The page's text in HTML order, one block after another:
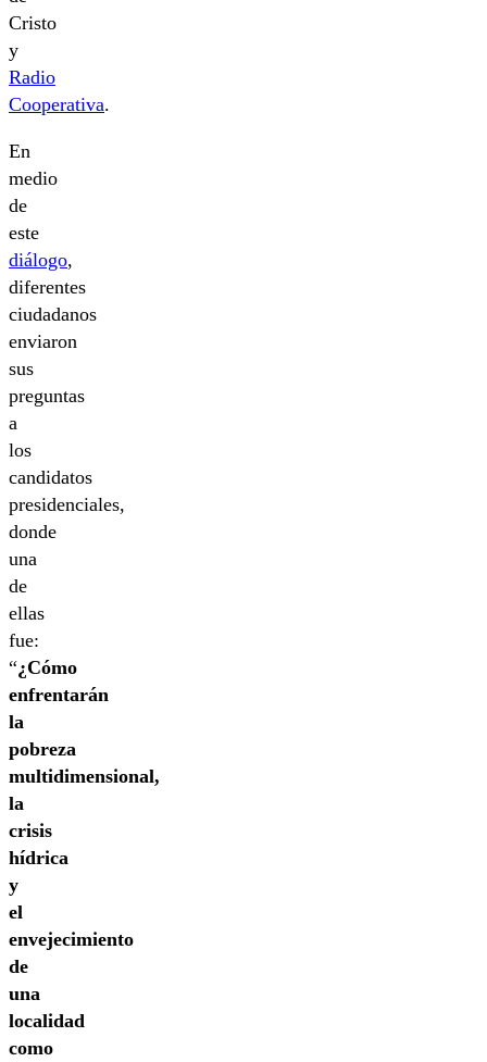
Cristo
y
Radio
Cooperativa.
En
medio
de
este
diálogo,
diferentes
ciudadanos
enviaron
sus
preguntas
a
los
candidatos
presidenciales,
donde
una
de
ellas
fue:
“¿Cómo
enfrentarán
la
pobreza
multidimensional,
la
crisis
hídrica
y
el
envejecimiento
de
una
localidad
como